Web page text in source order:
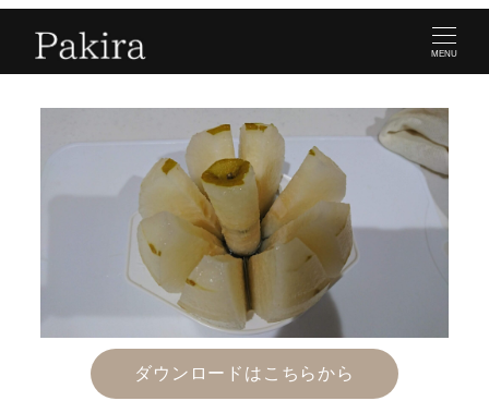
MENU
ダウンロードはこちらから